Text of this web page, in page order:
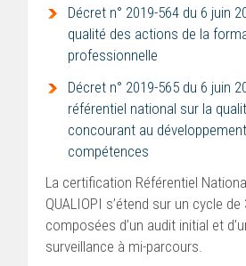
Décret n° 2019-564 du 6 juin
qualité des actions de la
professionnelle
Décret n° 2019-565 du 6 juin
référentiel national sur la
concourant au
compétences
La certification Référentiel
QUALIOPI s’étend sur un cycle de
composées d’un audit initial et
surveillance à mi-parcours.